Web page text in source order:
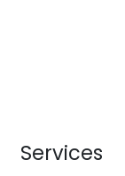
Services